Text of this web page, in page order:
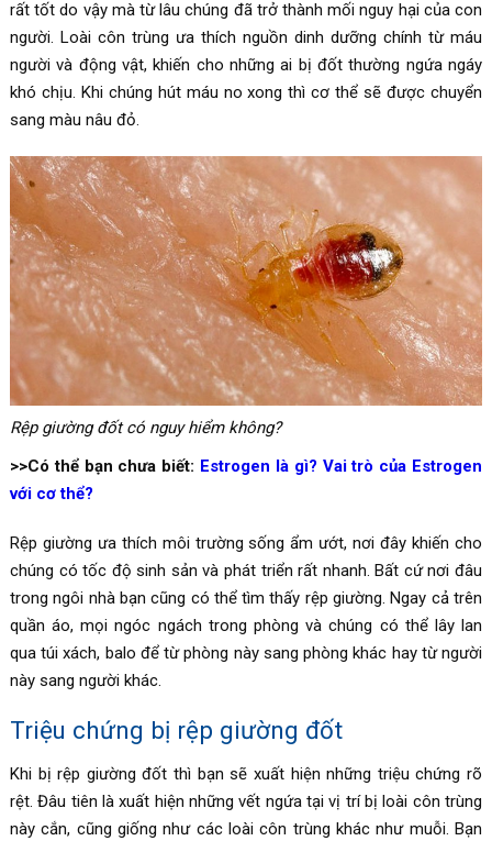
rất tốt do vậy mà từ lâu chúng đã trở thành mối nguy hại của con
người. Loài côn trùng ưa thích nguồn dinh dưỡng chính từ máu
người và động vật, khiến cho những ai bị đốt thường ngứa ngáy
khó chịu. Khi chúng hút máu no xong thì cơ thể sẽ được chuyển
sang màu nâu đỏ.
Rệp giường đốt có nguy hiểm không?
>>Có thể bạn chưa biết: Estrogen là gì? Vai trò của Estrogen
với cơ thể?
Rệp giường ưa thích môi trường sống ẩm ướt, nơi đây khiến cho
chúng có tốc độ sinh sản và phát triển rất nhanh. Bất cứ nơi đâu
trong ngôi nhà bạn cũng có thể tìm thấy rệp giường. Ngay cả trên
quần áo, mọi ngóc ngách trong phòng và chúng có thể lây lan
qua túi xách, balo để từ phòng này sang phòng khác hay từ người
này sang người khác.
Triệu chứng bị rệp giường đốt
Khi bị rệp giường đốt thì bạn sẽ xuất hiện những triệu chứng rõ
rệt. Đâu tiên là xuất hiện những vết ngứa tại vị trí bị loài côn trùng
này cắn, cũng giống như các loài côn trùng khác như muỗi. Bạn